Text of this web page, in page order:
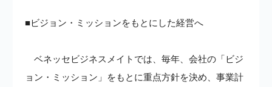
■ビジョン・ミッションをもとにした経営へ
ベネッセビジネスメイトでは、毎年、会社の「ビジ
ョン・ミッション」をもとに重点方針を決め、事業計